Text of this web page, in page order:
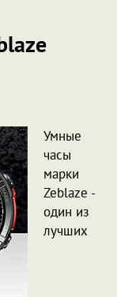
Умные
часы
марки
Zeblaze -
один из
лучших